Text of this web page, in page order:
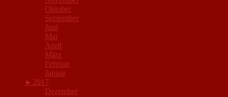
Oktober
September
Juni
Mai
April
März
Februar
Januar
► 2017
Dezember